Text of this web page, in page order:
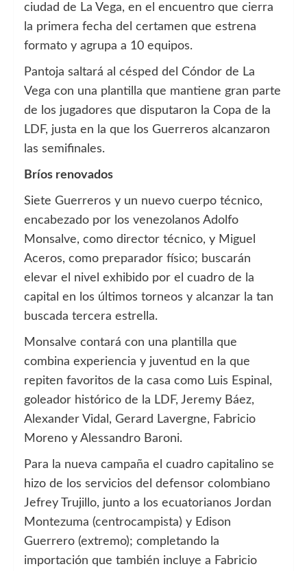
ciudad de La Vega, en el encuentro que cierra
la primera fecha del certamen que estrena
formato y agrupa a 10 equipos.
Pantoja saltará al césped del Cóndor de La
Vega con una plantilla que mantiene gran parte
de los jugadores que disputaron la Copa de la
LDF, justa en la que los Guerreros alcanzaron
las semifinales.
Bríos renovados
Siete Guerreros y un nuevo cuerpo técnico,
encabezado por los venezolanos Adolfo
Monsalve, como director técnico, y Miguel
Aceros, como preparador físico; buscarán
elevar el nivel exhibido por el cuadro de la
capital en los últimos torneos y alcanzar la tan
buscada tercera estrella.
Monsalve contará con una plantilla que
combina experiencia y juventud en la que
repiten favoritos de la casa como Luis Espinal,
goleador histórico de la LDF, Jeremy Báez,
Alexander Vidal, Gerard Lavergne, Fabricio
Moreno y Alessandro Baroni.
Para la nueva campaña el cuadro capitalino se
hizo de los servicios del defensor colombiano
Jefrey Trujillo, junto a los ecuatorianos Jordan
Montezuma (centrocampista) y Edison
Guerrero (extremo); completando la
importación que también incluye a Fabricio